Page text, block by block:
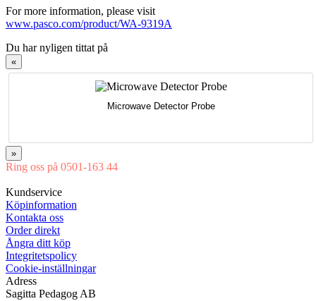
For more information, please visit
www.pasco.com/product/WA-9319A
Du har nyligen tittat på
«
Microwave Detector Probe
»
Ring oss på 0501-163 44
Kundservice
Köpinformation
Kontakta oss
Order direkt
Ångra ditt köp
Integritetspolicy
Cookie-inställningar
Adress
Sagitta Pedagog AB